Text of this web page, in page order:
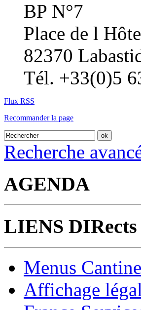
BP N°7
Place de l
82370
Tél. +33(0)5
Flux RSS
Recommander la page
Recherche
AGENDA
LIENS DIRects
Menus Cantine
Affichage légal